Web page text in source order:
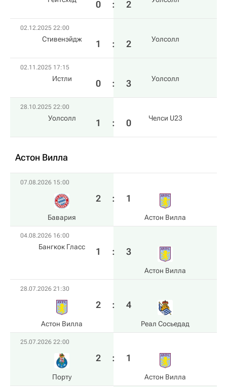
0 : 2
02.12.2025 22:00
Стивенэйдж 1 : 2 Уолсолл
02.11.2025 17:15
Истли 0 : 3 Уолсолл
28.10.2025 22:00
Уолсолл 1 : 0 Челси U23
Астон Вилла
07.08.2026 15:00
Бавария
2 : 1
Астон Вилла
04.08.2026 16:00
Бангкок Гласс 1 : 3
Астон Вилла
28.07.2026 21:30
Астон Вилла
2 : 4
Реал Сосьедад
25.07.2026 22:00
Порту
2 : 1
Астон Вилла